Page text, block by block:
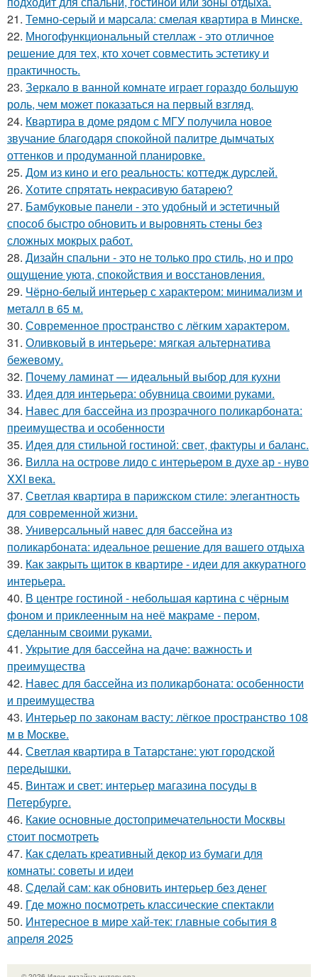
21. Темно-серый и марсала: смелая квартира в Минске.
22. Многофункциональный стеллаж - это отличное
решение для тех, кто хочет совместить эстетику и
практичность.
23. Зеркало в ванной комнате играет гораздо большую
роль, чем может показаться на первый взгляд.
24. Квартира в доме рядом с МГУ получила новое
звучание благодаря спокойной палитре дымчатых
оттенков и продуманной планировке.
25. Дом из кино и его реальность: коттедж дурслей.
26. Хотите спрятать некрасивую батарею?
27. Бамбуковые панели - это удобный и эстетичный
способ быстро обновить и выровнять стены без
сложных мокрых работ.
28. Дизайн спальни - это не только про стиль, но и про
ощущение уюта, спокойствия и восстановления.
29. Чёрно-белый интерьер с характером: минимализм и
металл в 65 м.
30. Современное пространство с лёгким характером.
31. Оливковый в интерьере: мягкая альтернатива
бежевому.
32. Почему ламинат — идеальный выбор для кухни
33. Идея для интерьера: обувница своими руками.
34. Навес для бассейна из прозрачного поликарбоната:
преимущества и особенности
35. Идея для стильной гостиной: свет, фактуры и баланс.
36. Вилла на острове лидо с интерьером в духе ар - нуво
XXI века.
37. Светлая квартира в парижском стиле: элегантность
для современной жизни.
38. Универсальный навес для бассейна из
поликарбоната: идеальное решение для вашего отдыха
39. Как закрыть щиток в квартире - идеи для аккуратного
интерьера.
40. В центре гостиной - небольшая картина с чёрным
фоном и приклеенным на неё макраме - пером,
сделанным своими руками.
41. Укрытие для бассейна на даче: важность и
преимущества
42. Навес для бассейна из поликарбоната: особенности
и преимущества
43. Интерьер по законам васту: лёгкое пространство 108
м в Москве.
44. Светлая квартира в Татарстане: уют городской
передышки.
45. Винтаж и свет: интерьер магазина посуды в
Петербурге.
46. Какие основные достопримечательности Москвы
стоит посмотреть
47. Как сделать креативный декор из бумаги для
комнаты: советы и идеи
48. Сделай сам: как обновить интерьер без денег
49. Где можно посмотреть классические спектакли
50. Интересное в мире хай-тек: главные события 8
апреля 2025